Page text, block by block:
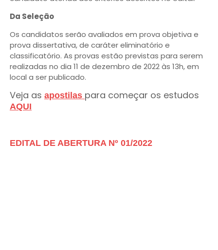
Da Seleção
Os candidatos serão avaliados em prova objetiva e
prova dissertativa, de caráter eliminatório e
classificatório. As provas estão previstas para serem
realizadas no dia 11 de dezembro de 2022 às 13h, em
local a ser publicado.
Veja as apostilas para começar os estudos
AQUI
EDITAL DE ABERTURA Nº 01/2022